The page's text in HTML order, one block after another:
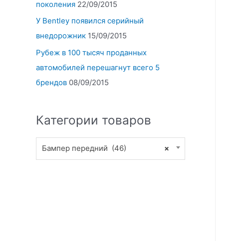
поколения 22/09/2015
У Bentley появился серийный
внедорожник 15/09/2015
Рубеж в 100 тысяч проданных
автомобилей перешагнут всего 5
брендов 08/09/2015
Категории товаров
×
Бампер передний (46)